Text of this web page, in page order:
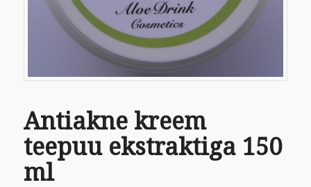
Antiakne kreem
teepuu ekstraktiga 150
ml